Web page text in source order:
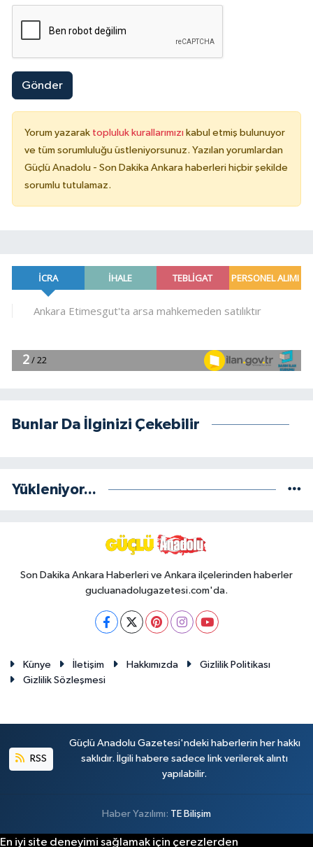
Gönder
Yorum yazarak topluluk kurallarımızı kabul etmiş bulunuyor
ve tüm sorumluluğu üstleniyorsunuz. Yazılan yorumlardan
Güçlü Anadolu - Son Dakika Ankara haberleri hiçbir şekilde
sorumlu tutulamaz.
Bunlar Da İlginizi Çekebilir
Yükleniyor...
Son Dakika Ankara Haberleri ve Ankara ilçelerinden haberler
gucluanadolugazetesi.com'da.
Künye İletişim Hakkımızda
Gizlilik Politikası
Gizlilik Sözleşmesi
RSS
Güçlü Anadolu Gazetesi'ndeki haberlerin her hakkı
saklıdır. İlgili habere sadece link verilerek alıntı
yapılabilir.
Haber Yazılımı: TE Bilişim
En iyi site deneyimi sağlamak için çerezlerden